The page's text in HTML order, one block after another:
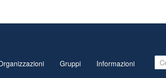
Gruppi Informazioni